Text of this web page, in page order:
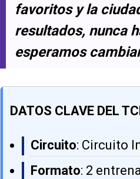
favoritos y la
resultados, nunca
esperamos
DATOS CLAVE DEL
Circuito: Circuito
Formato: 2